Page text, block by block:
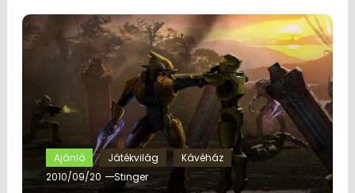
Ajánló Játékvilág
Kávéház
2010/09/20
Stinger